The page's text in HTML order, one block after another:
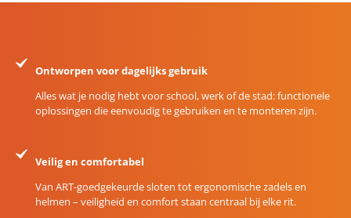
Ontworpen voor dagelijks gebruik
Alles wat je nodig hebt voor school, werk of de stad: functionele
oplossingen die eenvoudig te gebruiken en te monteren zijn.
Veilig en comfortabel
Van ART-goedgekeurde sloten tot ergonomische zadels en
helmen – veiligheid en comfort staan centraal bij elke rit.